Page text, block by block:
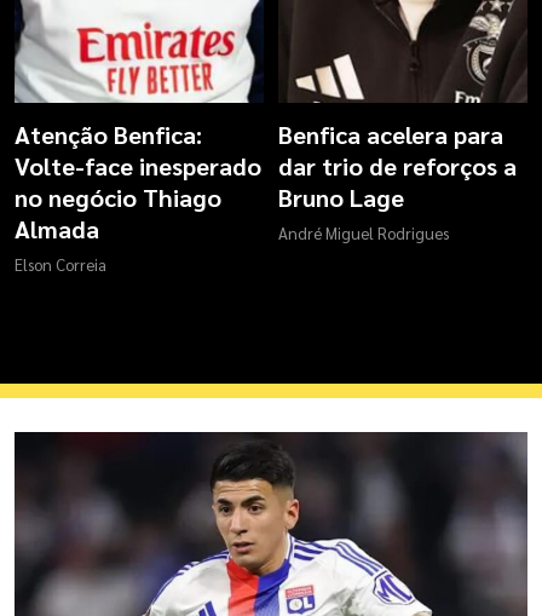
Atenção Benfica:
Volte-face inesperado
no negócio Thiago
Almada
Elson Correia
Benfica acelera para
dar trio de reforços a
Bruno Lage
André Miguel Rodrigues